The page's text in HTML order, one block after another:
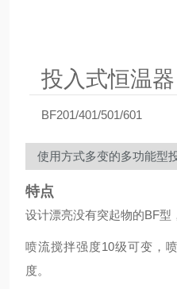
投入式恒温器
BF201/401/501/601
使用方式多变的多功能型
特点
设计漂亮没有突起物的BF型
喷流搅拌强度10级可变，
度。